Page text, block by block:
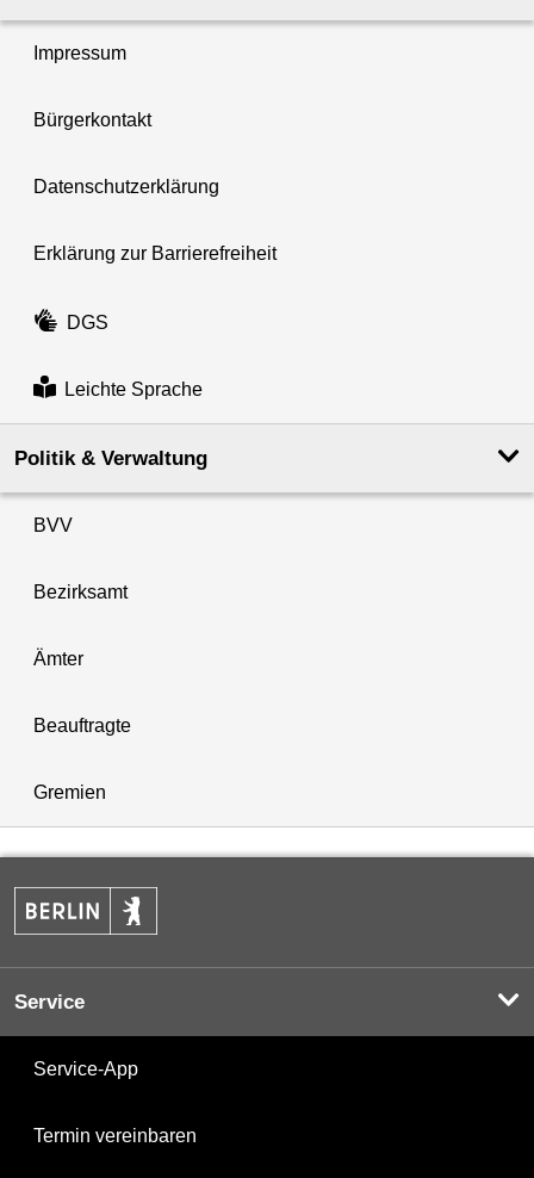
Impressum
Bürgerkontakt
Datenschutzerklärung
Erklärung zur Barrierefreiheit
DGS
Leichte Sprache
Politik & Verwaltung
BVV
Bezirksamt
Ämter
Beauftragte
Gremien
Service
Service-App
Termin vereinbaren